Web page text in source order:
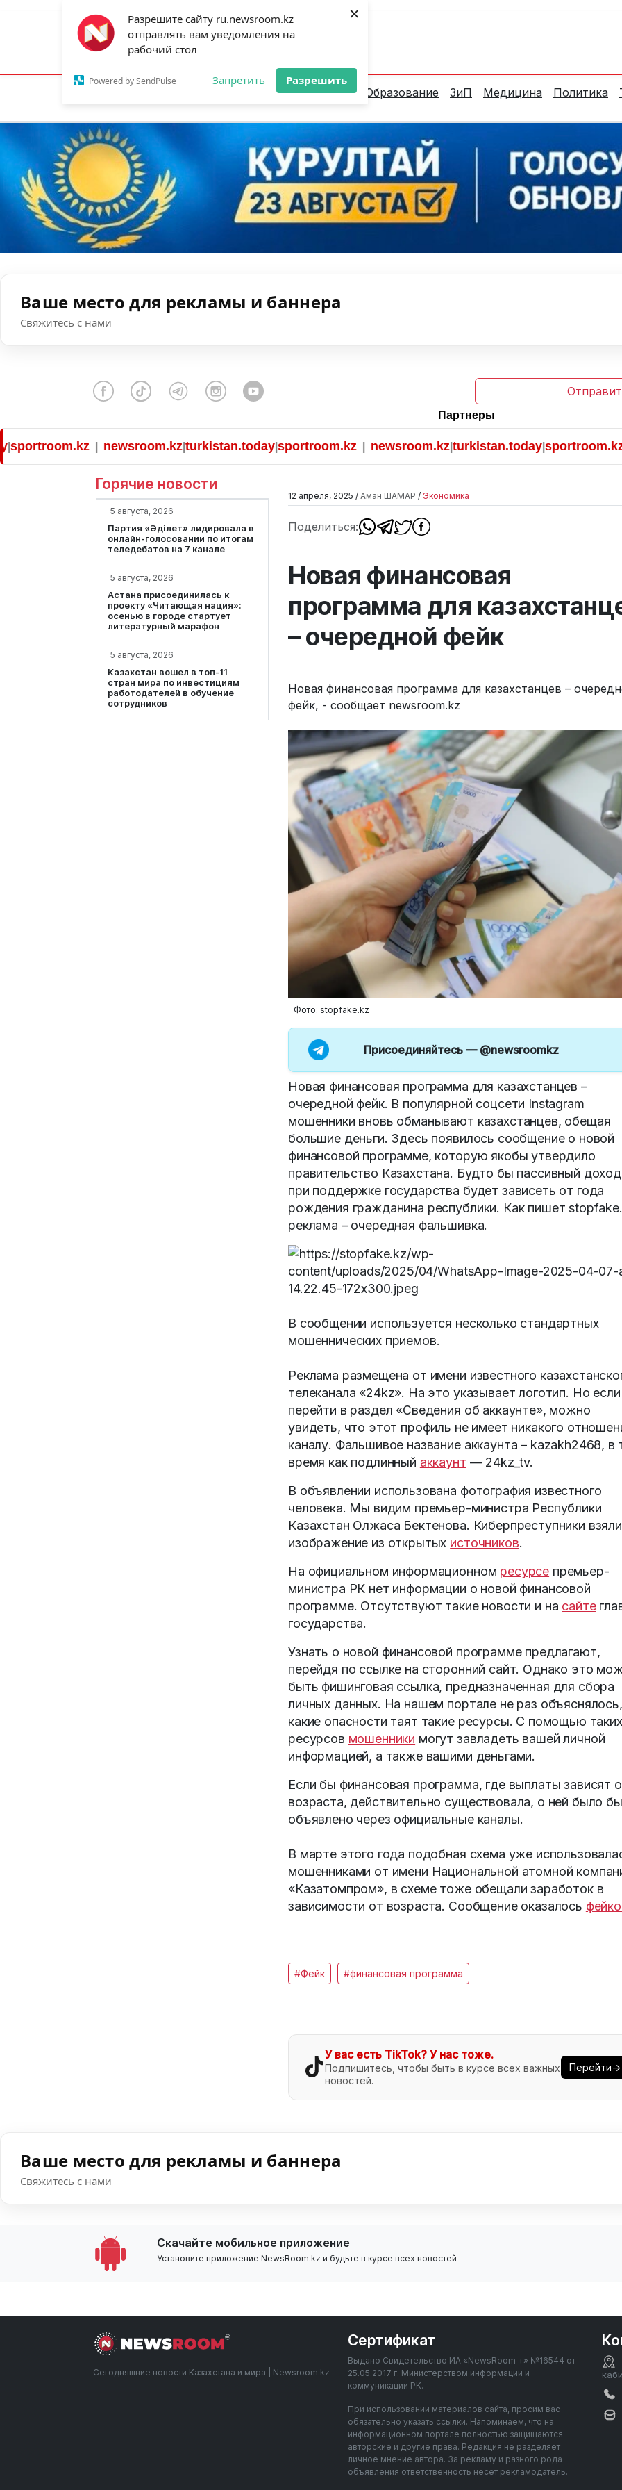
Разрешите сайту ru.newsroom.kz
отправлять вам уведомления на
рабочий стол
Powered by SendPulse Запретить Разрешить
×
Астана:17°C Алматы:21°C Шымкент:
Новости Аналитика Образование ЗиП Медицина Политика
Ваше место для рекламы и баннера
Свяжитесь с нами
Партнеры
| newsroom.kz|turkistan.today|sportroom.kz| newsroom.kz|turkistan.today|sportroom.kz
Горячие новости
5 августа, 2026
Партия «Әділет» лидировала в
онлайн-голосовании по итогам
теледебатов на 7 канале
5 августа, 2026
Астана присоединилась к
проекту «Читающая нация»:
осенью в городе стартует
литературный марафон
5 августа, 2026
Казахстан вошел в топ-11
стран мира по инвестициям
работодателей в обучение
сотрудников
12 апреля, 2025 / Аман ШАМАР / Экономика
Поделиться:
Новая финансовая
программа для
– очередной фейк
Новая финансовая программа для казахстанцев –
фейк, - сообщает newsroom.kz
Фото: stopfake.kz
Присоединяйтесь — @newsroomkz
Новая финансовая программа для казахстанцев –
очередной фейк. В популярной соцсети Instagram
мошенники вновь обманывают казахстанцев, обещая
большие деньги. Здесь появилось сообщение о новой
финансовой программе, которую якобы утвердило
правительство Казахстана. Будто бы пассивный доход
при поддержке государства будет зависеть от года
рождения гражданина республики. Как пишет
реклама – очередная фальшивка.
В сообщении используется несколько стандартных
мошеннических приемов.
Реклама размещена от имени известного
телеканала «24kz». На это указывает логотип. Но если
перейти в раздел «Сведения об аккаунте», можно
увидеть, что этот профиль не имеет никакого
каналу. Фальшивое название аккаунта – kazakh2468, в
время как подлинный аккаунт — 24kz_tv.
В объявлении использована фотография известного
человека. Мы видим премьер-министра Республики
Казахстан Олжаса Бектенова. Киберпреступники взяли
изображение из открытых источников.
На официальном информационном ресурсе премьер-
министра РК нет информации о новой финансовой
программе. Отсутствуют такие новости и на сайте
государства.
Узнать о новой финансовой программе предлагают,
перейдя по ссылке на сторонний сайт. Однако это
быть фишинговая ссылка, предназначенная для сбора
личных данных. На нашем портале не раз объяснялось,
какие опасности таят такие ресурсы. С помощью таких
ресурсов мошенники могут завладеть вашей личной
информацией, а также вашими деньгами.
Если бы финансовая программа, где выплаты зависят
возраста, действительно существовала, о ней было бы
объявлено через официальные каналы.
В марте этого года подобная схема уже
мошенниками от имени Национальной атомной
«Казатомпром», в схеме тоже обещали заработок в
зависимости от возраста. Сообщение оказалось
#Фейк #финансовая программа
У вас есть TikTok? У нас тоже.
Подпишитесь, чтобы быть в курсе всех важных
новостей.
Перейти→
Ваше место для рекламы и баннера
Свяжитесь с нами
Скачайте мобильное приложение
Установите приложение NewsRoom.kz и будьте в курсе всех новостей
Сегодняшние новости Казахстана и мира | Newsroom.kz
Сертификат
Выдано Свидетельство ИА «NewsRoom +» №16544 от
25.05.2017 г. Министерством информации и
коммуникации РК.
При использовании материалов сайта, просим вас
обязательно указать ссылки. Напоминаем, что на
информационном портале полностью защищаются
авторские и другие права. Редакция не разделяет
личное мнение автора. За рекламу и разного рода
объявления ответственность несет рекламодатель.